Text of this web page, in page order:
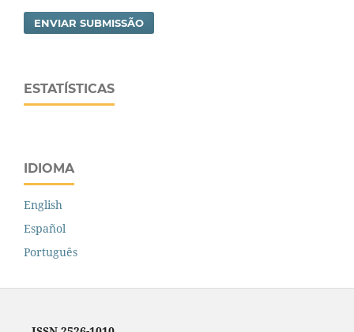
ENVIAR SUBMISSÃO
ESTATÍSTICAS
IDIOMA
English
Español
Português